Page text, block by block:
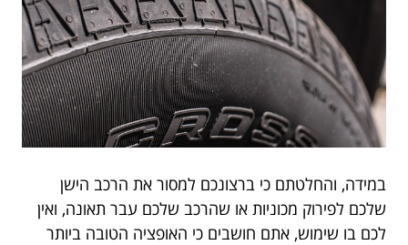
במידה, והחלטתם כי ברצונכם למסור את הרכב הישן
שלכם לפירוק מכוניות או שהרכב שלכם עבר תאונה, ואין
לכם בו שימוש, אתם חושבים כי האופציה הטובה ביותר